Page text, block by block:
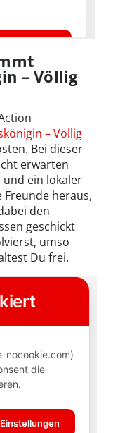
– Völlig
– Völlig
Bei dieser
erwarten
und ein lokaler
heraus,
den
geschickt
umso
Du frei.